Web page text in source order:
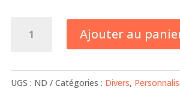
mural
Ajouter au
UGS : ND Catégories : Divers,